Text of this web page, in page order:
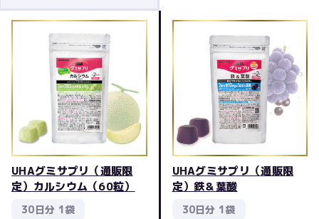
UHAグミサプリ（通販限
定）カルシウム（60粒）
30日分 1袋
UHAグミサプリ（通販限
定）鉄＆葉酸
30日分 1袋